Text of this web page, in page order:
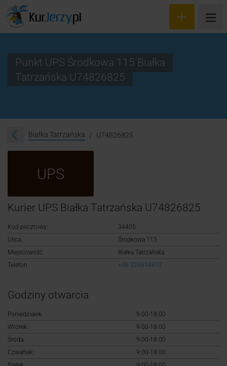
Śledzenie przesyłki
Logowanie
Punkt UPS Środkowa 115 Białka
Tatrzańska U74826825
Białka Tatrzańska U74826825
UPS
Kurier UPS Białka Tatrzańska U74826825
Kod pocztowy:
34405
Ulica:
Środkowa 115
Miejscowość:
Białka Tatrzańska
Telefon:
+48 224894877
Godziny otwarcia
Poniedziałek:
9:00-18:00
Wtorek:
9:00-18:00
Środa:
9:00-18:00
Czwartek:
9:00-18:00